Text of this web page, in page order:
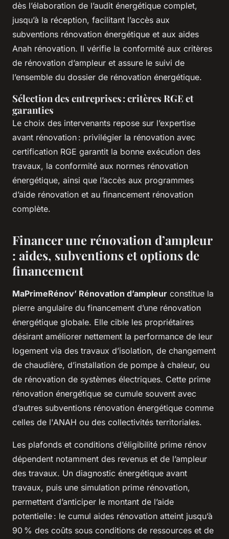
dès l’élaboration de l’audit énergétique complet,
jusqu’à la réception, facilitant l’accès aux
subventions rénovation énergétique et aux aides
Anah rénovation. Il vérifie la conformité aux critères
de rénovation d’ampleur et assure le suivi de
l’ensemble du dossier de rénovation énergétique.
Sélection des entreprises : critères RGE et
garanties
Le choix des intervenants repose sur l’expertise
avant rénovation : privilégier la rénovation avec
certification RGE garantit la bonne exécution des
travaux, la conformité aux normes rénovation
énergétique, ainsi que l’accès aux programmes
d’aide rénovation et au financement rénovation
complète.
Financer une rénovation d’ampleur
: aides, subventions et options de
financement
MaPrimeRénov’ Rénovation d’ampleur constitue la
pierre angulaire du financement d’une rénovation
énergétique globale. Elle cible les propriétaires
désirant améliorer nettement la performance de leur
logement via des travaux d’isolation, de changement
de chaudière, d’installation de pompe à chaleur, ou
de rénovation de systèmes électriques. Cette prime
rénovation énergétique se cumule souvent avec
d’autres subventions rénovation énergétique comme
celles de l'ANAH ou des collectivités territoriales.
Les plafonds et conditions d’éligibilité prime rénov
dépendent notamment des revenus et de l’ampleur
des travaux. Un diagnostic énergétique avant
travaux, puis une simulation prime rénovation,
permettent d’anticiper le montant de l’aide
potentielle : le cumul aides rénovation atteint jusqu’à
90 % des coûts sous conditions de ressources et de